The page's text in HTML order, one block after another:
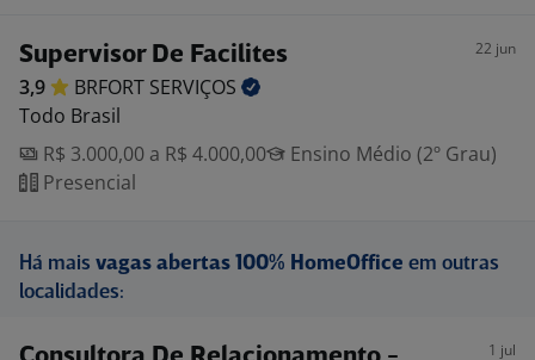
Supervisor De Facilites 22 jun
3,9 BRFORT SERVIÇOS
Todo Brasil
R$ 3.000,00 a R$ 4.000,00
Ensino Médio (2º Grau)
Presencial
Há mais vagas abertas 100% HomeOffice em outras
localidades:
1 jul